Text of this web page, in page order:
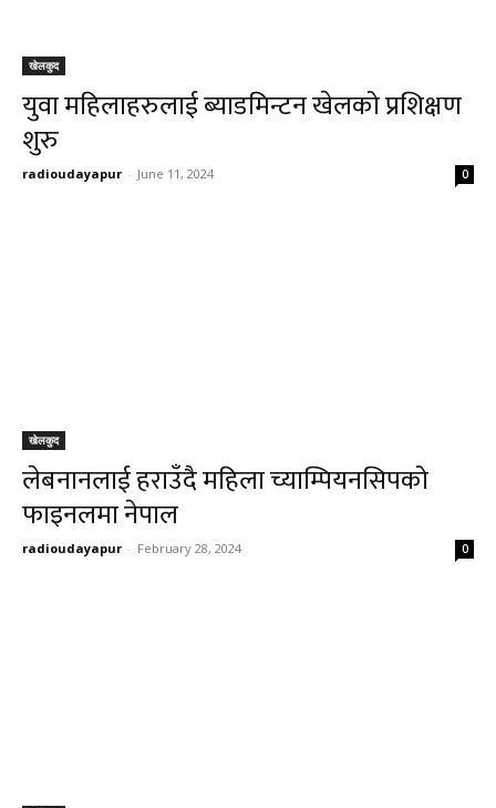
खेलकुद
युवा महिलाहरुलाई ब्याडमिन्टन खेलको प्रशिक्षण
शुरु
radioudayapur - June 11, 2024 0
खेलकुद
लेबनानलाई हराउँदै महिला च्याम्पियनसिपको
फाइनलमा नेपाल
radioudayapur - February 28, 2024 0